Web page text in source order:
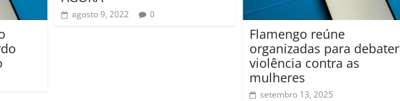
agosto 9, 2022 0
Flamengo reúne
organizadas para debater
violência contra as
mulheres
setembro 13, 2025